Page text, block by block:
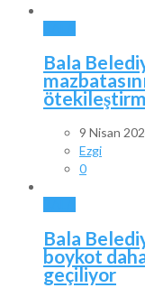
Bala
9 Nisan
Ezgi
0
Bala
boykot
geçiliyor